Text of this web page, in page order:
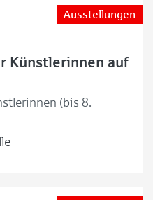
Ausstellungen
Künstlerinnen auf
(bis 8.